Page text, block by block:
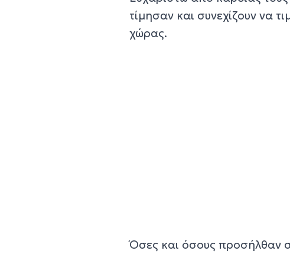
τίμησαν και συνεχίζουν να
χώρας.
Όσες και όσους προσήλθαν